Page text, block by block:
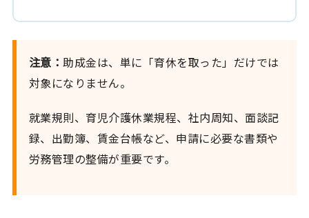
注意：助成金は、単に「育休を取った」だけでは
対象になりません。
就業規則、育児介護休業規程、社内周知、面談記
録、出勤簿、賃金台帳など、申請に必要な書類や
労務管理の整備が重要です。